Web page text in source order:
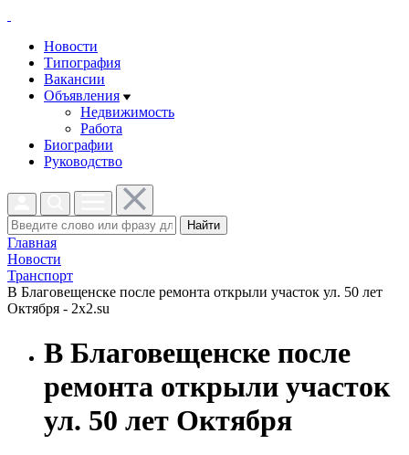
Новости
Типография
Вакансии
Объявления
Недвижимость
Работа
Биографии
Руководство
Найти
Главная
Новости
Транспорт
В Благовещенске после ремонта открыли участок ул. 50 лет
Октября - 2x2.su
В Благовещенске после
ремонта открыли участок
ул. 50 лет Октября